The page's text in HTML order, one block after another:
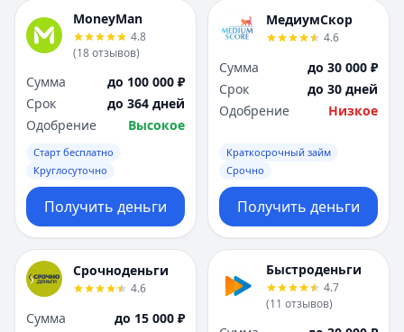
Тюмень
Ульяновск
Х
Ч
Чебоксары
Челябинск
Чита
Я
Ярославль
Вся Россия
Тюмень
Ульяновск
Х
Ч
Чебоксары
Челябинск
Чита
Я
Ярославль
Вся Россия
MoneyMan
4.8
(18отзывов)
Сумма
до 100 000 ₽
Срок
до 364 дней
Одобрение
Высокое
Старт бесплатно
Круглосуточно
Получить деньги
МедиумСкор
4.6
Сумма
до 30 000 ₽
Срок
до 30 дней
Одобрение
Низкое
Краткосрочный займ
Срочно
Получить деньги
Срочноденьги
4.6
Сумма
до 15 000 ₽
Быстроденьги
4.7
(11 отзывов)